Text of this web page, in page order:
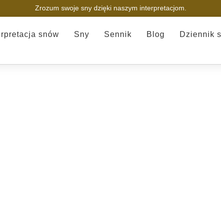
Zrozum swoje sny dzięki naszym interpretacjom.
snów Sny Sennik Blog Dziennik